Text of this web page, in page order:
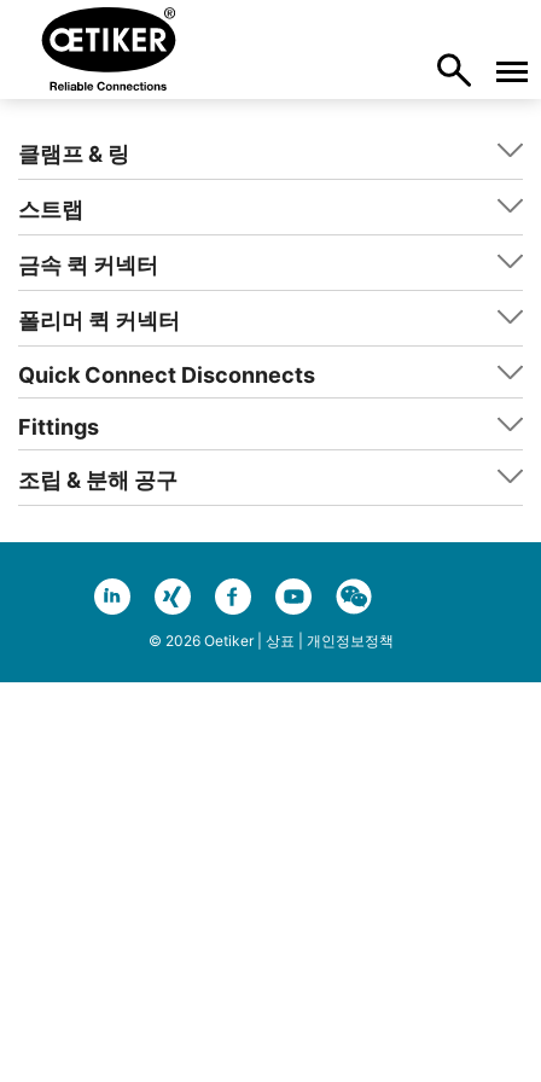
클램프 & 링
스트랩
금속 퀵 커넥터
폴리머 퀵 커넥터
Quick Connect Disconnects
Fittings
조립 & 분해 공구
© 2026 Oetiker | 상표 개인정보정책